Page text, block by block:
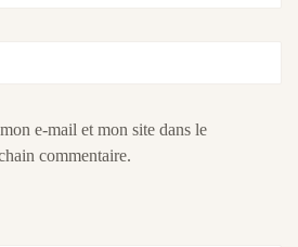
e-mail et mon site dans le
commentaire.